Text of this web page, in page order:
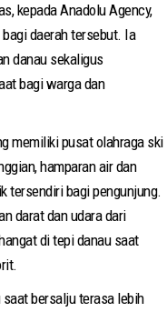
kepada Anadolu Agency,
daerah tersebut. Ia
danau sekaligus
bagi warga dan
memiliki pusat olahraga ski
hamparan air dan
tersendiri bagi pengunjung.
darat dan udara dari
di tepi danau saat
bersalju terasa lebih